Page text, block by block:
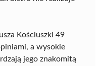
Kościuszki 49
a wysokie
jego znakomitą